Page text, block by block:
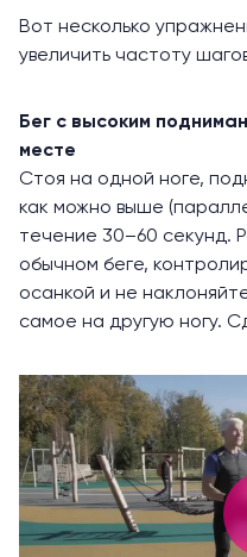
Вот несколько
увеличить частоту
Бег с высоким
месте
Стоя на одной ноге,
как можно выше
течение 30–60 секунд.
обычном беге,
осанкой и не
самое на другую ногу.